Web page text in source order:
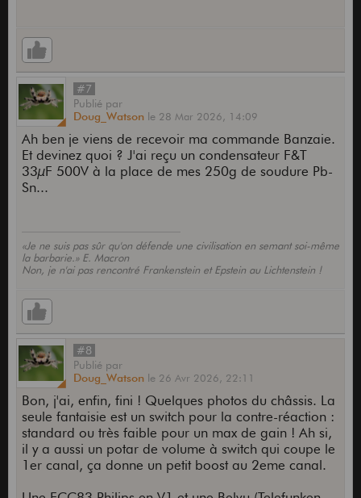
#7
Publié par
Doug_Watson le 28 Mar 2026, 14:09
Ah ben je viens de recevoir ma commande Banzaie.
Et devinez quoi ? J'ai reçu un condensateur F&T
33µF 500V à la place de mes 250g de soudure Pb-
Sn...
«Je ne suis pas sûr qu'on défende une civilisation en semant soi-même
la barbarie.» E. Macron
Non, je n'ai pas rencontré Frankenstein et Epstein au Lichtenstein !
#8
Publié par
Doug_Watson le 26 Avr 2026, 22:11
Bon, j'ai, enfin, fini ! Quelques photos du châssis. La
seule fantaisie est un switch pour la contre-réaction :
standard ou très faible pour un max de gain ! Ah si,
il y a aussi un potar de volume à switch qui coupe le
1er canal, ça donne un petit boost au 2eme canal.